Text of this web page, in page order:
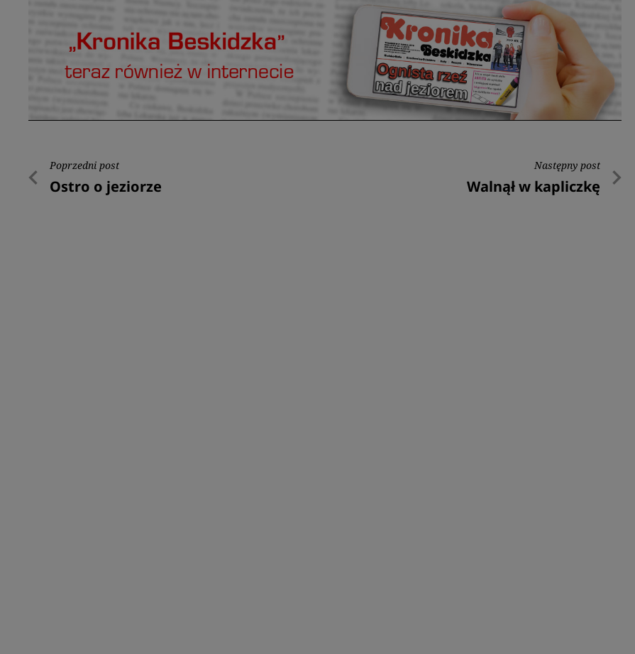
Nawigacja
wpisu
Poprzedni post
Poprzedni
Ostro o jeziorze
Następny post
Następny
Walnął w kapliczkę